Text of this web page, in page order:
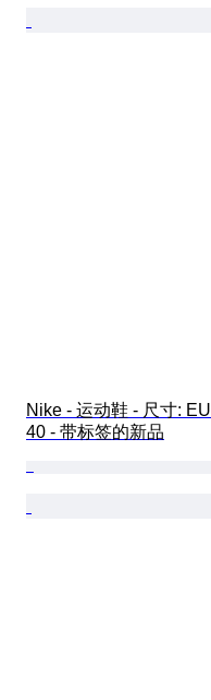
Nike - 运动鞋 - 尺寸: EU
40 - 带标签的新品